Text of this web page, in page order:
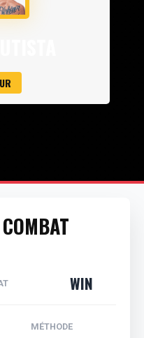
WIN
MÉTHODE